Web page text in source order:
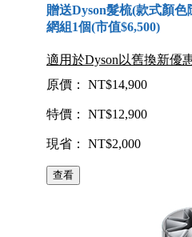
贈送Dyson髮梳(款式顏色
網組1個(市值$6,500)
適用於Dyson以舊換新優
原價： NT$14,900
特價： NT$12,900
現省： NT$2,000
查看